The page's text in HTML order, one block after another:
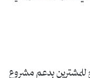
للمشترين بدعم مشروع